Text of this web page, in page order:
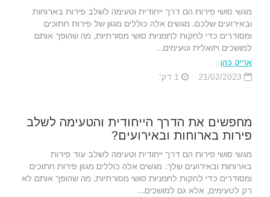
מגשי סושי פירות הם דרך ייחודית וטעימה לשלב פירות בארוחות
ובאירועים שלכם. מגשים אלה כוללים מגוון של פירות חתוכים
ומסודרים כדי לחקות לחמניות סושי מסורתיות, מה שהופך אותם
למושכים ויזואלית וטעימים...
אריק כהן
מחפשים את הדרך הייחודית והטעימה לשלב
פירות בארוחות ובאירועים?
מגשי סושי פירות הם דרך ייחודית וטעימה לשלב עוד פירות
בארוחות ובאירועים שלך. מגשים אלה כוללים מגוון פירות חתוכים
ומסודרים כדי לחקות לחמניות סושי מסורתיות, מה שהופך אותם לא
רק לטעימים, אלא גם למושכים...